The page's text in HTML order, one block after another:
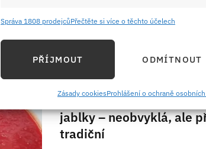
Funkce
Identifikace zařízení na základě automaticky přenášených
Používání přesných údajů o zeměpisné poloze,
základě aktivně požadovaných informací.
Zajištění bezpečnosti, předcházení a zjišťování
Správa 1808 prodejcůPřečtěte si více o těchto účelech
PŘÍJMOUT ODMÍTNOUT
Zásady cookiesProhlášení o ochraně
6. 2. 2025
Cviklová polévka se
jablky – neobvyklá, ale
tradiční